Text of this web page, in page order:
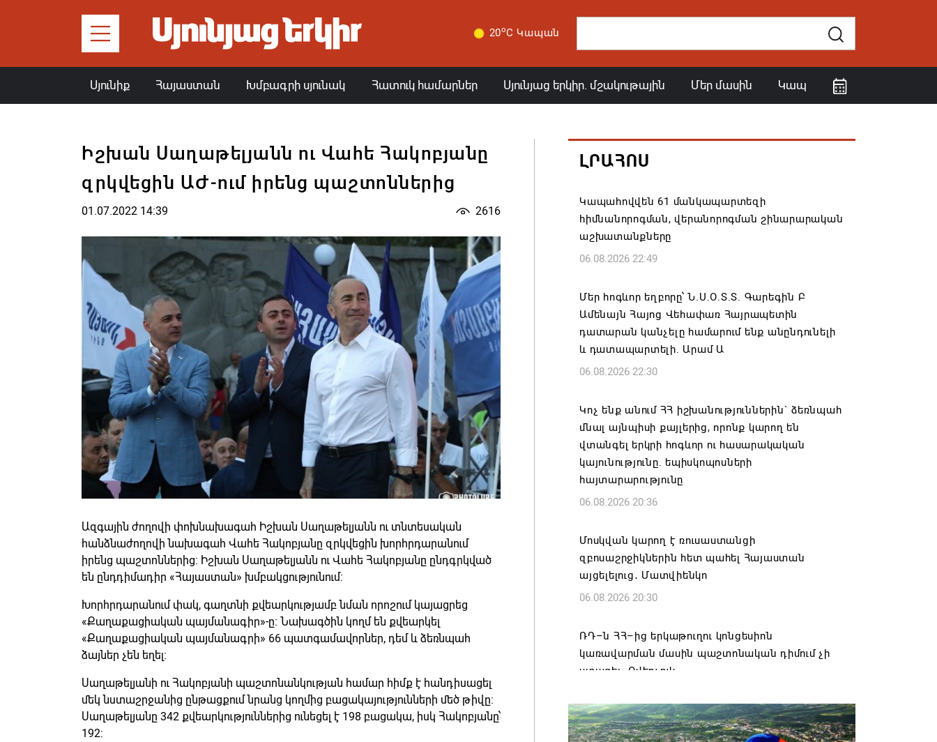
20oC Կապան
Սյունիք Հայաստան Խմբագրի սյունակ Հատուկ համարներ Սյունյաց երկիր. մշակութային Մեր մասին Կապ
Իշխան Սաղաթելյանն ու Վահե Հակոբյանը
զրկվեցին ԱԺ-ում իրենց պաշտոններից
01.07.2022 14:39 2616
Ազգային ժողովի փոխնախագահ Իշխան Սաղաթելյանն ու տնտեսական
հանձնաժողովի նախագահ Վահե Հակոբյանը զրկվեցին խորհրդարանում
իրենց պաշտոններից։ Իշխան Սաղաթելյանն ու Վահե Հակոբյանը ընդգրկված
են ընդդիմադիր «Հայաստան» խմբակցությունում։
Խորհրդարանում փակ, գաղտնի քվեարկությամբ նման որոշում կայացրեց
«Քաղաքացիական պայմանագիր»-ը։ Նախագծին կողմ են քվեարկել
«Քաղաքացիական պայմանագրի» 66 պատգամավորներ, դեմ և ձեռնպահ
ձայներ չեն եղել։
Սաղաթելյանի ու Հակոբյանի պաշտոնանկության համար հիմք է հանդիսացել
մեկ նստաշրջանից ընթացքում նրանց կողմից բացակայությունների մեծ թիվը։
Սաղաթելյանը 342 քվեարկություններից ունեցել է 198 բացակա, իսկ Հակոբյանը՝
192:
ԼՐԱՀՈՍ
Կապահովվեն 61 մանկապարտեզի
հիմնանորոգման, վերանորոգման շինարարական
աշխատանքները
06.08.2026 22:49
Մեր հոգևոր եղբորը՝ Ն.Ս.Օ.Տ.Տ. Գարեգին Բ
Ամենայն Հայոց Վեհափառ Հայրապետին
դատարան կանչելը համարում ենք անընդունելի
և դատապարտելի. Արամ Ա
06.08.2026 22:30
Կոչ ենք անում ՀՀ իշխանություններին` ձեռնպահ
մնալ այնպիսի քայլերից, որոնք կարող են
վտանգել երկրի հոգևոր ու հասարակական
կայունությունը. եպիսկոպոսների
հայտարարությունը
06.08.2026 20:36
Մոսկվան կարող է ռուսաստանցի
զբոսաշրջիկներին հետ պահել Հայաստան
այցելելուց․ Մատվիենկո
06.08.2026 20:30
ՌԴ–ն ՀՀ–ից երկաթուղու կոնցեսիոն
կառավարման մասին պաշտոնական դիմում չի
ստացել. Օվերչուկ
Հայաստանյայց Առաքելական Եկեղեցու